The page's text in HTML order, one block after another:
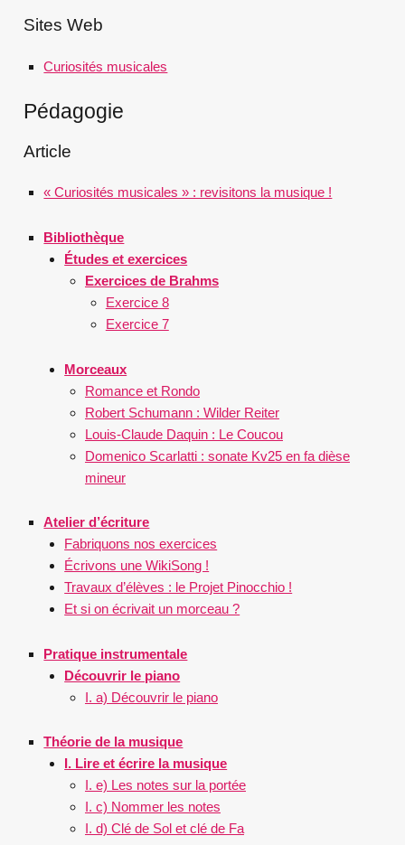
Sites Web
Curiosités musicales
Pédagogie
Article
« Curiosités musicales » : revisitons la musique !
Bibliothèque
Études et exercices
Exercices de Brahms
Exercice 8
Exercice 7
Morceaux
Romance et Rondo
Robert Schumann : Wilder Reiter
Louis-Claude Daquin : Le Coucou
Domenico Scarlatti : sonate Kv25 en fa dièse
mineur
Atelier d’écriture
Fabriquons nos exercices
Écrivons une WikiSong !
Travaux d’élèves : le Projet Pinocchio !
Et si on écrivait un morceau ?
Pratique instrumentale
Découvrir le piano
I. a) Découvrir le piano
Théorie de la musique
I. Lire et écrire la musique
I. e) Les notes sur la portée
I. c) Nommer les notes
I. d) Clé de Sol et clé de Fa